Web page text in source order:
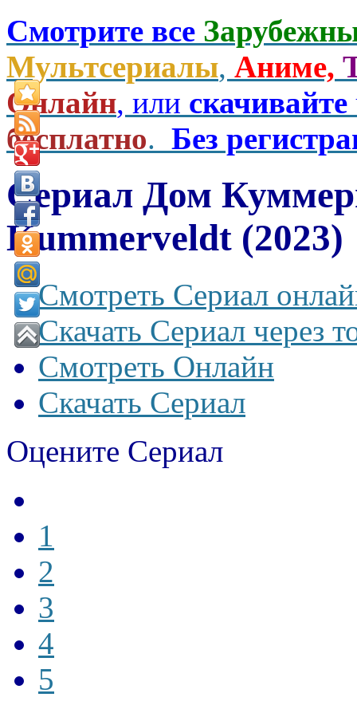
Смотрите все
Мультсериалы, Аниме,
Онлайн, или скачивайте
бесплатно. Без
Сериал Дом
Kummerveldt (2023)
Смотреть Сериал
Скачать Сериал через
Смотреть Онлайн
Скачать Сериал
Оцените Сериал
1
2
3
4
5